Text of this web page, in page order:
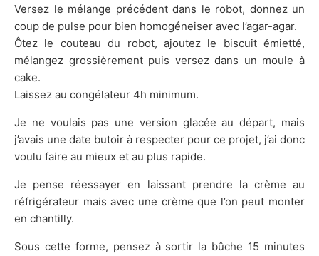
Versez le mélange précédent dans le robot, donnez un
coup de pulse pour bien homogéneiser avec l’agar-agar.
Ôtez le couteau du robot, ajoutez le biscuit émietté,
mélangez grossièrement puis versez dans un moule à
cake.
Laissez au congélateur 4h minimum.
Je ne voulais pas une version glacée au départ, mais
j’avais une date butoir à respecter pour ce projet, j’ai donc
voulu faire au mieux et au plus rapide.
Je pense réessayer en laissant prendre la crème au
réfrigérateur mais avec une crème que l’on peut monter
en chantilly.
Sous cette forme, pensez à sortir la bûche 15 minutes